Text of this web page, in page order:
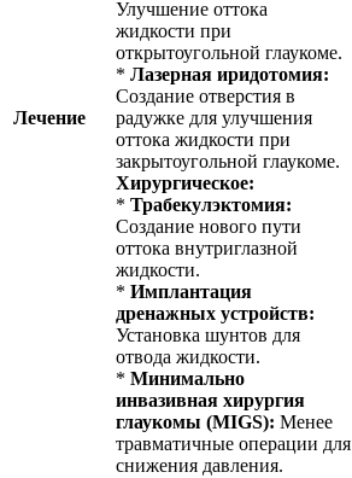
Лечение
Улучшение оттока
жидкости при
открытоугольной глаукоме.
* Лазерная иридотомия:
Создание отверстия в
радужке для улучшения
оттока жидкости при
закрытоугольной глаукоме.
Хирургическое:
* Трабекулэктомия:
Создание нового пути
оттока внутриглазной
жидкости.
* Имплантация
дренажных устройств:
Установка шунтов для
отвода жидкости.
* Минимально
инвазивная хирургия
глаукомы (MIGS): Менее
травматичные операции для
снижения давления.